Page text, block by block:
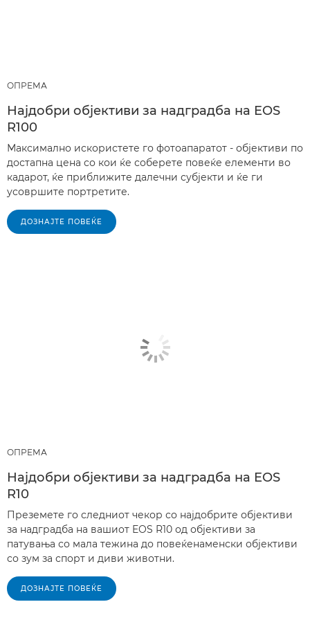
ОПРЕМА
Најдобри објективи за надградба на EOS
R100
Максимално искористете го фотоапаратот - објективи по
достапна цена со кои ќе соберете повеќе елементи во
кадарот, ќе приближите далечни субјекти и ќе ги
усовршите портретите.
ДОЗНАЈТЕ ПОВЕЌЕ
ОПРЕМА
Најдобри објективи за надградба на EOS
R10
Преземете го следниот чекор со најдобрите објективи
за надградба на вашиот EOS R10 од објективи за
патувања со мала тежина до повеќенаменски објективи
со зум за спорт и диви животни.
ДОЗНАЈТЕ ПОВЕЌЕ